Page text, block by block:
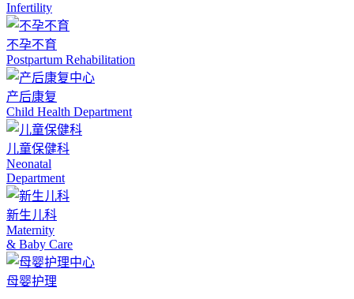
Infertility
不孕不育
Postpartum Rehabilitation
产后康复
Child Health Department
儿童保健科
Neonatal
Department
新生儿科
Maternity
& Baby Care
母婴护理